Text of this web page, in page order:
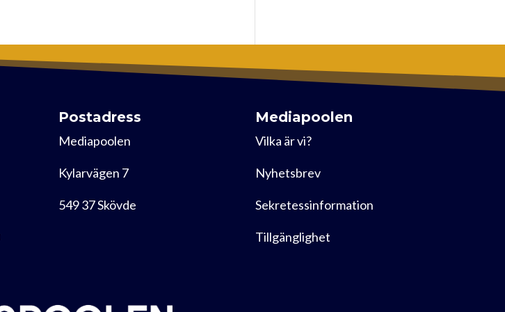
Postadress
Mediapoolen
Kylarvägen 7
549 37 Skövde
Mediapoolen
Vilka är vi?
Nyhetsbrev
Sekretessinformation
Tillgänglighet